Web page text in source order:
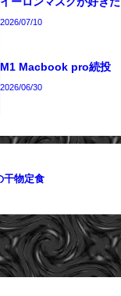
2026/07/10
M1 Macbook pro続投
2026/06/30
干物定食